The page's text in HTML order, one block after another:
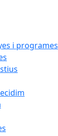
i programes